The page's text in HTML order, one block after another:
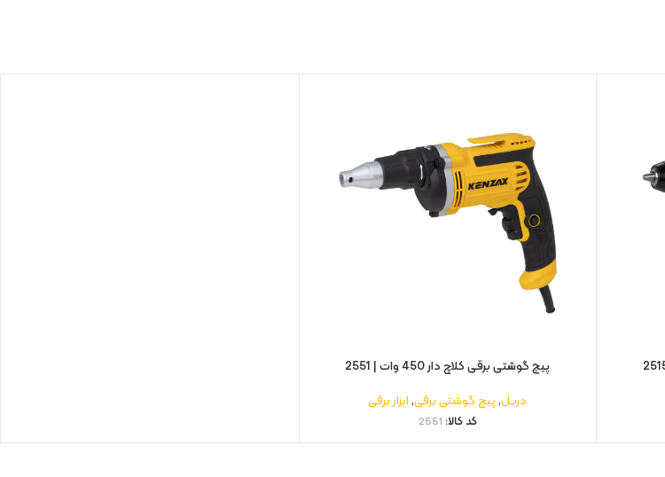
پیچ گوشتی برقی کلاچ دار 450 وات | 2551
دریل,پیچ گوشتی برقی,ابزار برقی
کد کالا: 2551